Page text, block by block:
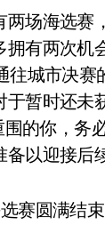
海选赛
有两次机
城市决
暂时还未
的你，务
以迎接后